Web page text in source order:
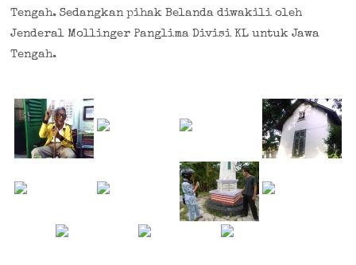
Tengah. Sedangkan pihak Belanda diwakili oleh
Jenderal Mollinger Panglima Divisi KL untuk Jawa
Tengah.